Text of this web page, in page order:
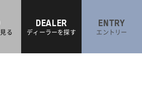
見る
DEALER
ディーラーを探す
ENTRY
エントリー